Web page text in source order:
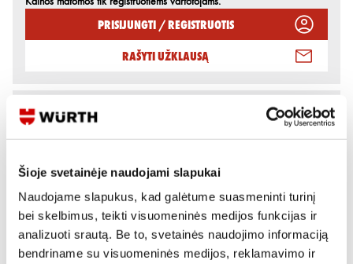
Šioje svetainėje naudojami slapukai
Naudojame slapukus, kad galėtume suasmeninti turinį
bei skelbimus, teikti visuomeninės medijos funkcijas ir
analizuoti srautą. Be to, svetainės naudojimo informaciją
bendriname su visuomeninės medijos, reklamavimo ir
Prisijungti / Registruotis
Rašyti užklausą
Reikia daugiau informacijos?
Rodyti artimiausią parduotuvę
Skambinti:+370 694 91387
Produkto aprašymas